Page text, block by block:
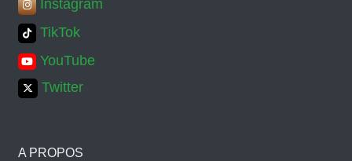
Instagram
TikTok
YouTube
Twitter
A PROPOS